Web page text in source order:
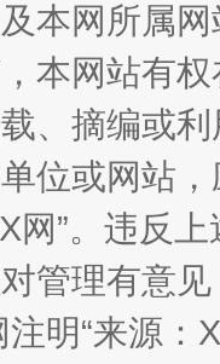
不上好声名
本网所属
本网站有
、摘编或
位或网站
网”。违反
管理有意
注明“来源：